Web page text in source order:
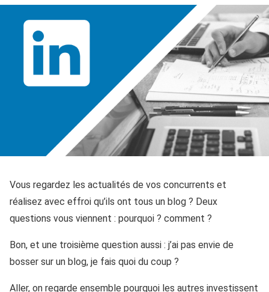
Vous regardez les actualités de vos concurrents et
réalisez avec effroi qu’ils ont tous un blog ? Deux
questions vous viennent : pourquoi ? comment ?
Bon, et une troisième question aussi : j’ai pas envie de
bosser sur un blog, je fais quoi du coup ?
Aller, on regarde ensemble pourquoi les autres investissent